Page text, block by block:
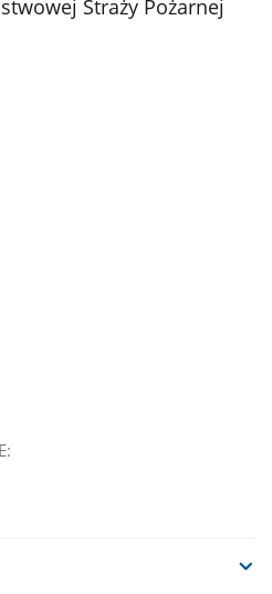
galerii.Straży Pożarnej